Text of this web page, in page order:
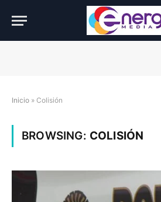
Inicio » Colisión
BROWSING: COLISIÓN